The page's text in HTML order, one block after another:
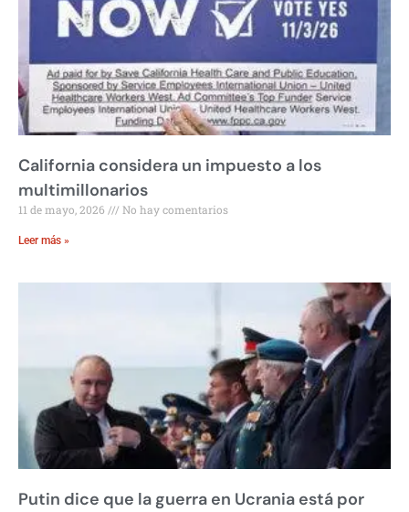
California considera un impuesto a los
multimillonarios
11 de mayo, 2026 No hay comentarios
Leer más »
Putin dice que la guerra en Ucrania está por